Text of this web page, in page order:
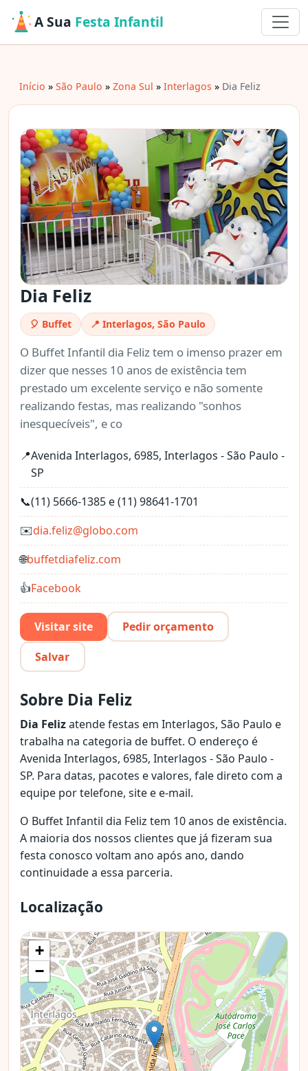
A Sua Festa Infantil
Início São Paulo Zona Sul Interlagos Dia Feliz
Dia Feliz
🎈 Buffet 📍 Interlagos, São Paulo
O Buffet Infantil dia Feliz tem o imenso prazer em
dizer que nesses 10 anos de existência tem
prestado um excelente serviço e não somente
realizando festas, mas realizando "sonhos
inesquecíveis", e co
📍Avenida Interlagos, 6985, Interlagos - São Paulo -
SP
📞(11) 5666-1385 e (11) 98641-1701
✉️dia.feliz@globo.com
🌐buffetdiafeliz.com
👍Facebook
Visitar site
Pedir orçamento
Salvar
Sobre Dia Feliz
Dia Felizatende festas em Interlagos, São Paulo e
trabalha na categoria de buffet. O endereço é
Avenida Interlagos, 6985, Interlagos - São Paulo -
SP. Para datas, pacotes e valores, fale direto com a
equipe por telefone, site e e-mail.
O Buffet Infantil dia Feliz tem 10 anos de existência.
A maioria dos nossos clientes que já fizeram sua
festa conosco voltam ano após ano, dando
continuidade a essa parceria.
Localização
+
−